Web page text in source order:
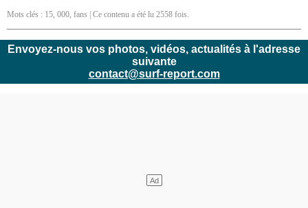
Mots clés : 15, 000, fans | Ce contenu a été lu 2558 fois.
Envoyez-nous vos photos, vidéos, actualités à l'adresse
suivante
contact@surf-report.com